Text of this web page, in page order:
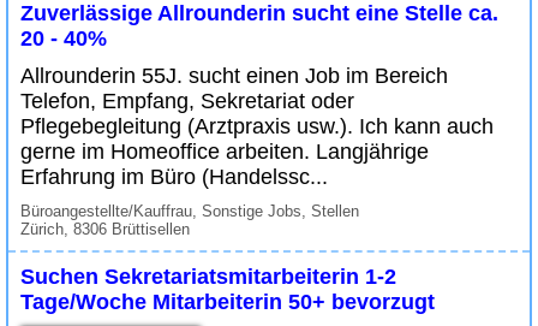
Zuverlässige Allrounderin sucht eine Stelle ca.
20 - 40%
Allrounderin 55J. sucht einen Job im Bereich
Telefon, Empfang, Sekretariat oder
Pflegebegleitung (Arztpraxis usw.). Ich kann auch
gerne im Homeoffice arbeiten. Langjährige
Erfahrung im Büro (Handelssc...
Büroangestellte/Kauffrau, Sonstige Jobs, Stellen
Zürich, 8306 Brüttisellen
Suchen Sekretariatsmitarbeiterin 1-2
Tage/Woche Mitarbeiterin 50+ bevorzugt